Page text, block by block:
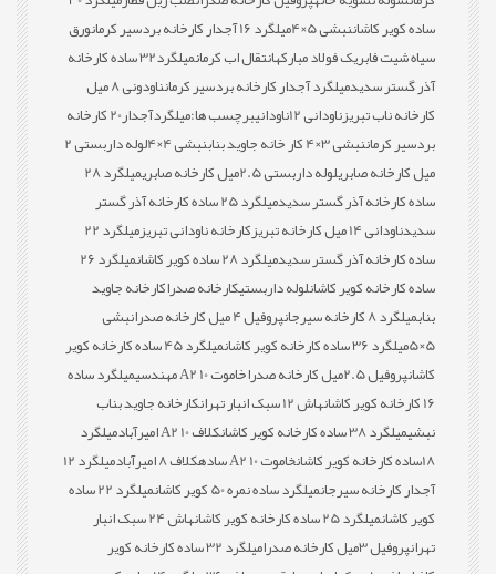
ساده کویر کاشاننبشی 5×4 میلگرد 16 آجدار کارخانه بردسیر کرمان
ورق
سیاه شیت فابریک فولاد مبارکهانتقال اب کرمان
میلگرد32 ساده کارخانه
آذر گستر سدیدمیلگرد آجدار کارخانه بردسیر کرمان
ناودونی 8 میل
کارخانه ناب تبریزناودانی 12 ناودانیبرچسب ها:
میلگردآجدار20 کارخانه
بردسیر کرماننبشی 3×4 کار خانه جاوید بناب نبشی 4×4
لوله داربستی 2
میل کارخانه صابریلوله داربستی 2.5میل کارخانه صابری
میلگرد 28
ساده کارخانه آذر گستر سدید
میلگرد 25 ساده کارخانه آذر گستر
سدیدناودانی 14 میل کارخانه تبریز کارخانه ناودانی تبریز
میلگرد 22
ساده کارخانه آذر گستر سدیدمیلگرد 28 ساده کویر کاشان
میلگرد 26
ساده کارخانه کویر کاشانلوله داربستیکارخانه صدراکارخانه جاوید
بنابمیلگرد 8 کارخانه سیرجان پروفیل 4 میل کارخانه صدرا
نبشی
5×5
میلگرد 36 ساده کارخانه کویر کاشان
میلگرد 45 ساده کارخانه کویر
کاشانپروفیل 2.5میل کارخانه صدرا خاموت 10 A2 مهندسی
میلگرد ساده
16 کارخانه کویر کاشان
هاش 12 سبک انبار تهران
کارخانه جاوید بناب
نبشیمیلگرد 38 ساده کارخانه کویر کاشان کلاف 10 A2 امیرآباد
میلگرد
18ساده کارخانه کویر کاشان
خاموت 10 A2 ساده کلاف 8 امیرآباد
میلگرد 12
آجدار کارخانه سیرجانمیلگرد ساده نمره 50 کویر کاشان
میلگرد 22 ساده
کویر کاشانمیلگرد 25 ساده کارخانه کویر کاشان
هاش 24 سبک انبار
تهرانپروفیل 3میل کارخانه صدرا
میلگرد 32 ساده کارخانه کویر